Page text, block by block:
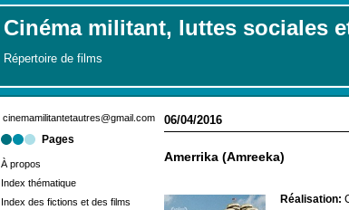
Cinéma militant, luttes sociales
Répertoire de films
cinemamilitantetautres@gmail.com
Pages
À propos
Index thématique
Index des fictions et des films
06/04/2016
Amerrika (Amreeka)
Réalisation: